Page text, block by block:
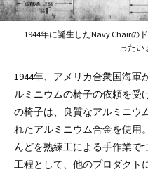
1944年に誕生したNavy Chairの
ったい
1944年、アメリカ合衆国海軍
ルミニウムの椅子の依頼を受
の椅子は、良質なアルミニウ
れたアルミニウム合金を使用
んどを熟練工による手作業で
工程として、他のプロダクト